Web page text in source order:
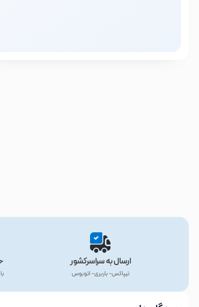
ارسال به سراسرکشور
تیپاکس- باربری- اتوبوس